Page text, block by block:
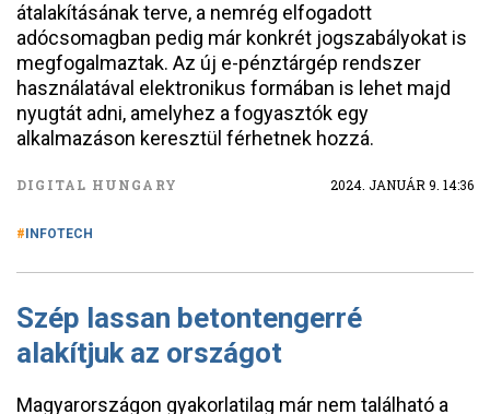
átalakításának terve, a nemrég elfogadott
adócsomagban pedig már konkrét jogszabályokat is
megfogalmaztak. Az új e-pénztárgép rendszer
használatával elektronikus formában is lehet majd
nyugtát adni, amelyhez a fogyasztók egy
alkalmazáson keresztül férhetnek hozzá.
DIGITAL HUNGARY 2024. JANUÁR 9. 14:36
INFOTECH
Szép lassan betontengerré
alakítjuk az országot
Magyarországon gyakorlatilag már nem található a